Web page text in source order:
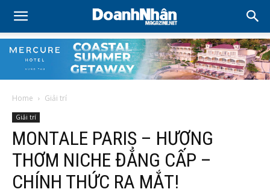
Home Giải trí
Giải trí
MONTALE PARIS – HƯƠNG
THƠM NICHE ĐẲNG CẤP –
CHÍNH THỨC RA MẮT!